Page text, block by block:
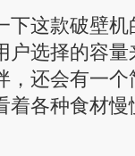
这款破壁
户选择的容
，还会有一
着各种食材